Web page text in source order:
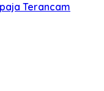
Terancam